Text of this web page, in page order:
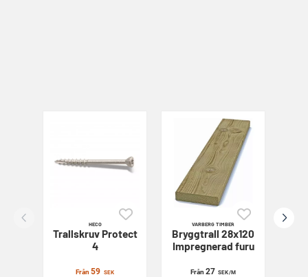
HECO
TrallskruvProtect
4
Från59 SEK
VARBERG TIMBER
Bryggtrall 28x120
Impregnerad furu
Från 27 SEK/M